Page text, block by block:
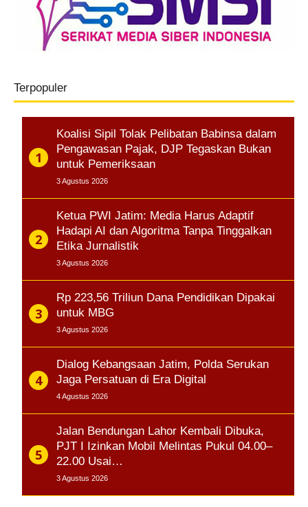
Terpopuler
Koalisi Sipil Tolak Pelibatan Babinsa dalam
Pengawasan Pajak, DJP Tegaskan Bukan
untuk Pemeriksaan
3 Agustus 2026
Ketua PWI Jatim: Media Harus Adaptif
Hadapi AI dan Algoritma Tanpa Tinggalkan
Etika Jurnalistik
3 Agustus 2026
Rp 223,56 Triliun Dana Pendidikan Dipakai
untuk MBG
3 Agustus 2026
Dialog Kebangsaan Jatim, Polda Serukan
Jaga Persatuan di Era Digital
4 Agustus 2026
Jalan Bendungan Lahor Kembali Dibuka,
PJT I Izinkan Mobil Melintas Pukul 04.00–
22.00 Usai…
3 Agustus 2026